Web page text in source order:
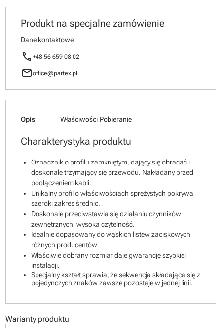
Produkt na specjalne zamówienie
Dane kontaktowe
call +48 56 659 08 02
mailoffice@partex.pl
Opis Właściwości Pobieranie
Charakterystyka produktu
Oznacznik o profilu zamkniętym, dający się obracać i
doskonale trzymający się przewodu. Nakładany przed
podłączeniem kabli.
Unikalny profil o właściwościach sprężystych pokrywa
szeroki zakres średnic.
Doskonale przeciwstawia się działaniu czynników
zewnętrznych, wysoka czytelność.
Idealnie dopasowany do wąskich listew zaciskowych
różnych producentów
Właściwie dobrany rozmiar daje gwarancję szybkiej
instalacji.
Specjalny kształt sprawia, że sekwencja składająca się z
pojedynczych znaków zawsze pozostaje w jednej linii.
Warianty produktu